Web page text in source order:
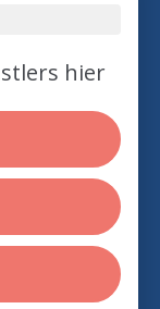
hier